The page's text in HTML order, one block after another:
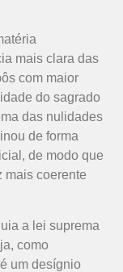
mais clara das
com maior
do sagrado
das nulidades
de forma
de modo que
mais coerente
a lei suprema
como
um desígnio